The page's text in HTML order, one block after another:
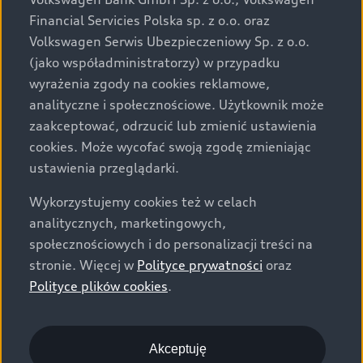
za dopłatą. Wiążące ustalenie ceny, wyposażenia i
specyfikacji pojazdu następują w umowie sprzedaży, a
określenie parametrów technicznych zawiera
świadectwo homologacji typu pojazdu. Zastrzegamy
sobie prawo do zmian i pomyłek. Wszelkie informacje
prezentowane na stronie są aktualne na dzień ich
zamieszczania. W celu uzyskania najnowszych
informacji prosimy kontaktować się z Partnerem Marki
Audi.
Wszystkie produkowane obecnie samochody marki Audi
są wykonywane z materiałów spełniających pod
względem możliwości odzysku i recyklingu wymagania
określone w normie ISO 22628 i są zgodne z
europejskimi świadectwami homologacji wydanymi wg
o.o. podlega obowiązkowi zapewnienia wszystkim
użytkownikom samochodów marki Volkswagen sieci
Financial Servicies Polska sp. z o.o. oraz
Volkswagen Serwis Ubezpieczeniowy Sp. z o.o.
(jako współadministratorzy) w przypadku
wyrażenia zgody na cookies reklamowe,
analityczne i społecznościowe. Użytkownik może
zaakceptować, odrzucić lub zmienić ustawienia
cookies. Może wycofać swoją zgodę zmieniając
ustawienia przeglądarki.
Wykorzystujemy cookies też w celach
analitycznych, marketingowych,
społecznościowych i do personalizacji treści na
stronie. Więcej w Polityce prywatności oraz
Polityce plików cookies.
Akceptuję